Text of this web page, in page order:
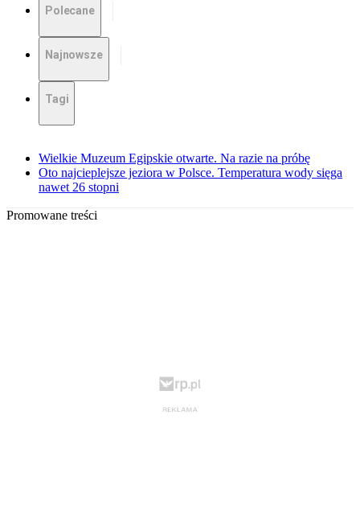
Polecane
Najnowsze
Tagi
Wielkie Muzeum Egipskie otwarte. Na razie na próbę
Oto najcieplejsze jeziora w Polsce. Temperatura wody sięga
nawet 26 stopni
Promowane treści